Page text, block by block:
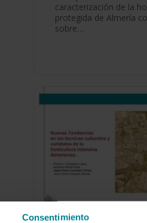
Consentimiento
caracterización de la
protegida de Almería
sobre…